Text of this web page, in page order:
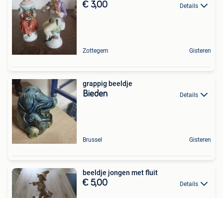
€ 3,00 Details
Zottegem Gisteren
grappig beeldje
Bieden Details
Brussel Gisteren
beeldje jongen met fluit
€ 5,00 Details